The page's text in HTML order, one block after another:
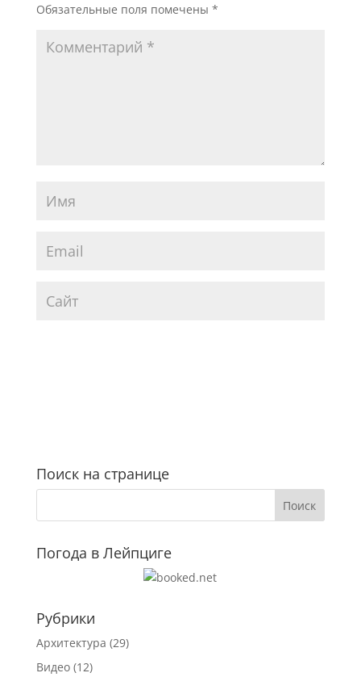
Обязательные поля помечены *
Поиск на странице
Погода в Лейпциге
Рубрики
Архитектура (29)
Видео(12)